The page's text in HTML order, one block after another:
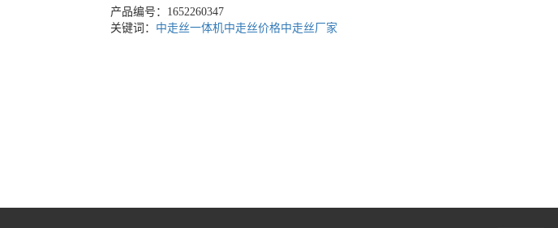
产品编号：1652260347
关键词： 中走丝一体机中走丝价格中走丝厂家